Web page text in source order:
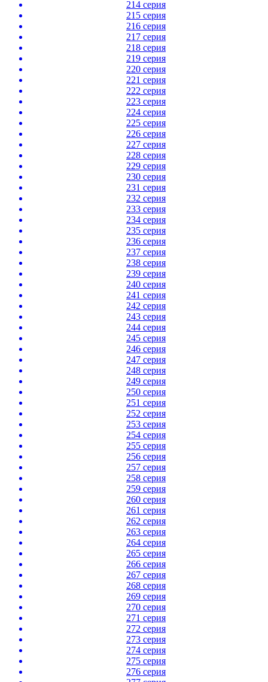
214 серия
215 серия
216 серия
217 серия
218 серия
219 серия
220 серия
221 серия
222 серия
223 серия
224 серия
225 серия
226 серия
227 серия
228 серия
229 серия
230 серия
231 серия
232 серия
233 серия
234 серия
235 серия
236 серия
237 серия
238 серия
239 серия
240 серия
241 серия
242 серия
243 серия
244 серия
245 серия
246 серия
247 серия
248 серия
249 серия
250 серия
251 серия
252 серия
253 серия
254 серия
255 серия
256 серия
257 серия
258 серия
259 серия
260 серия
261 серия
262 серия
263 серия
264 серия
265 серия
266 серия
267 серия
268 серия
269 серия
270 серия
271 серия
272 серия
273 серия
274 серия
275 серия
276 серия